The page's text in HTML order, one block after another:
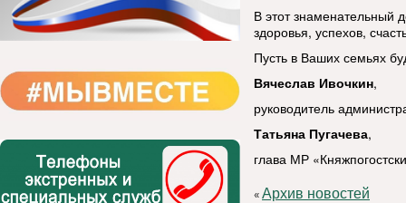
В этот знаменательный
здоровья, успехов,
Пусть в Ваших семьях
Вячеслав Ивочкин,
руководитель
Татьяна Пугачева,
глава МР
«Архив новостей